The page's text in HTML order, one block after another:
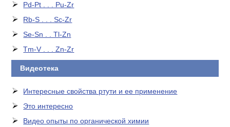
Pd-Pt . . . Pu-Zr
Rb-S . . . Sc-Zr
Se-Sn . . Tl-Zn
Tm-V . . . Zn-Zr
Видеотека
Интересные свойства ртути и ее применение
Это интересно
Видео опыты по органической химии